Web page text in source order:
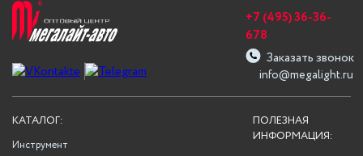
info@megalight.ru
+7 (495) 36-36-
678
Заказать звонок
ПОЛЕЗНАЯ
ИНФОРМАЦИЯ:
КАТАЛОГ:
Инструмент